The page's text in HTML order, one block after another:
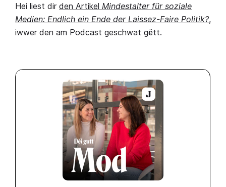
Hei liest dir den Artikel Mindestalter für soziale
Medien: Endlich ein Ende der Laissez-Faire Politik?,
iwwer den am Podcast geschwat gëtt.